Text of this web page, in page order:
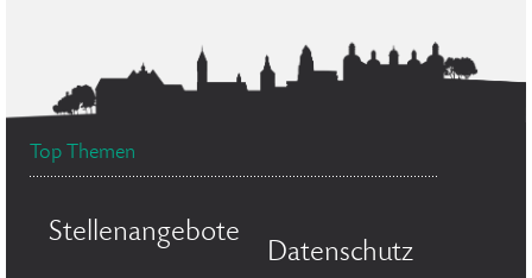
Top Themen
Stellenangebote
Datenschutz